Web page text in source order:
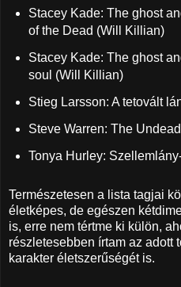
Stacey Kade: The ghost
of the Dead (Will Killian)
Stacey Kade: The ghost
soul (Will Killian)
Stieg Larsson: A tetovált
Steve Warren: The
Tonya Hurley:
Természetesen a lista tagjai
életképes, de egészen
is, erre nem tértme ki külön,
részletesebben írtam az adott
karakter életszerűségét is.